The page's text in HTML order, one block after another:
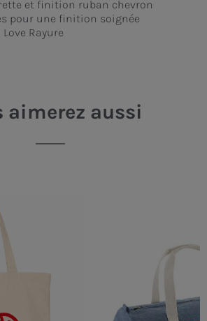
et finition ruban chevron
pour une finition soignée
Rayure
aimerez aussi